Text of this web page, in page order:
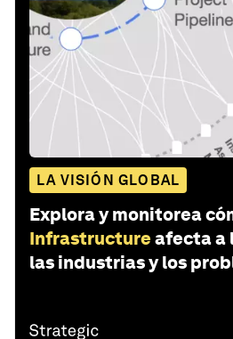
LA VISIÓN GLOBAL
Explora y monitorea
Infrastructure afecta a
las industrias y los